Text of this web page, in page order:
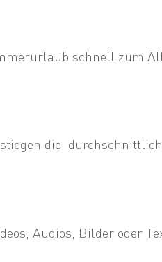
schnell zum
die
Audios, Bilder oder